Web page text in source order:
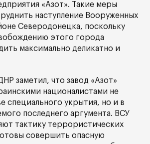
«Азот». Такие меры
наступление Вооруженных
Северодонецка, поскольку
этого города
максимально деликатно и
заметил, что завод «Азот»
националистами не
специального укрытия, но и в
последнего аргумента. ВСУ
тактику террористических
совершить опасную